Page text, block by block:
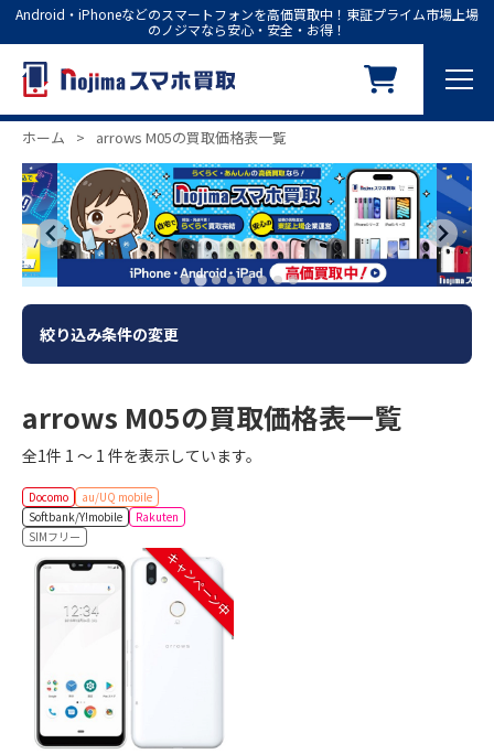
Android・iPhoneなどのスマートフォンを高価買取中！東証プライム市場上場
のノジマなら安心・安全・お得！
ホーム > arrows M05の買取価格表一覧
絞り込み条件の変更
arrows M05の買取価格表一覧
全1件 1 ～ 1 件を表示しています。
Docomo
au/UQ mobile
Softbank/Y!mobile
Rakuten
SIMフリー
キャンペーン中